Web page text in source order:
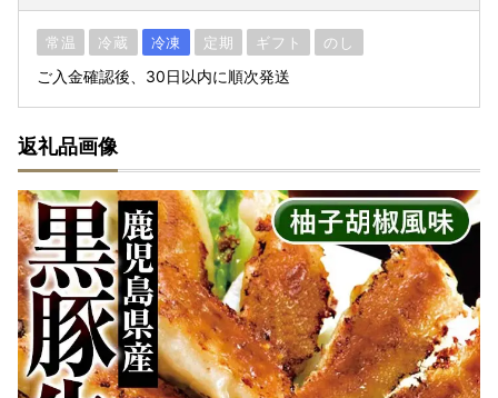
常温 冷蔵 冷凍 定期 ギフト のし
ご入金確認後、30日以内に順次発送
返礼品画像